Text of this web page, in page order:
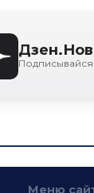
Меню